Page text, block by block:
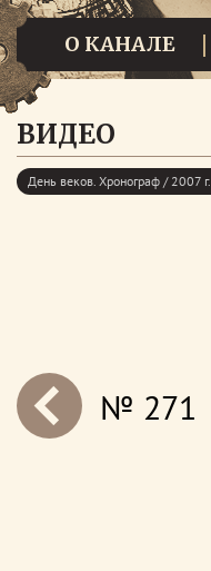
О КАНАЛЕ
ВИДЕО
День веков. Хронограф / 2007 г.
next№ 271